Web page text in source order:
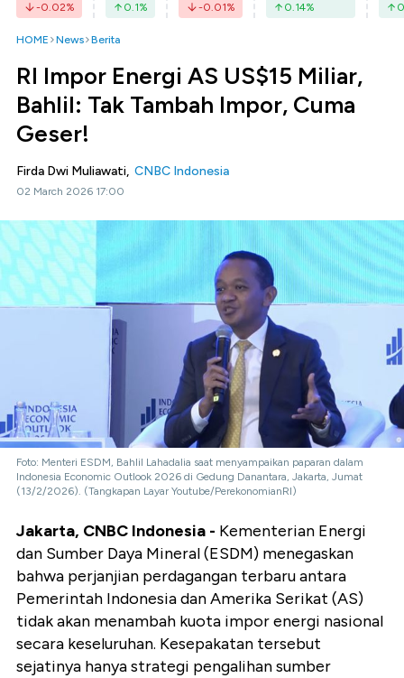
-0.02% 0.1% -0.01% 0.14%
HOME News Berita
RI Impor Energi AS US$15 Miliar,
Bahlil: Tak Tambah Impor, Cuma
Geser!
Firda Dwi Muliawati, CNBC Indonesia
02 March 2026 17:00
Foto: Menteri ESDM, Bahlil Lahadalia saat menyampaikan paparan dalam
Indonesia Economic Outlook 2026 di Gedung Danantara, Jakarta, Jumat
(13/2/2026). (Tangkapan Layar Youtube/PerekonomianRI)
Jakarta, CNBC Indonesia - Kementerian Energi
dan Sumber Daya Mineral (ESDM) menegaskan
bahwa perjanjian perdagangan terbaru antara
Pemerintah Indonesia dan Amerika Serikat (AS)
tidak akan menambah kuota impor energi nasional
secara keseluruhan. Kesepakatan tersebut
sejatinya hanya strategi pengalihan sumber